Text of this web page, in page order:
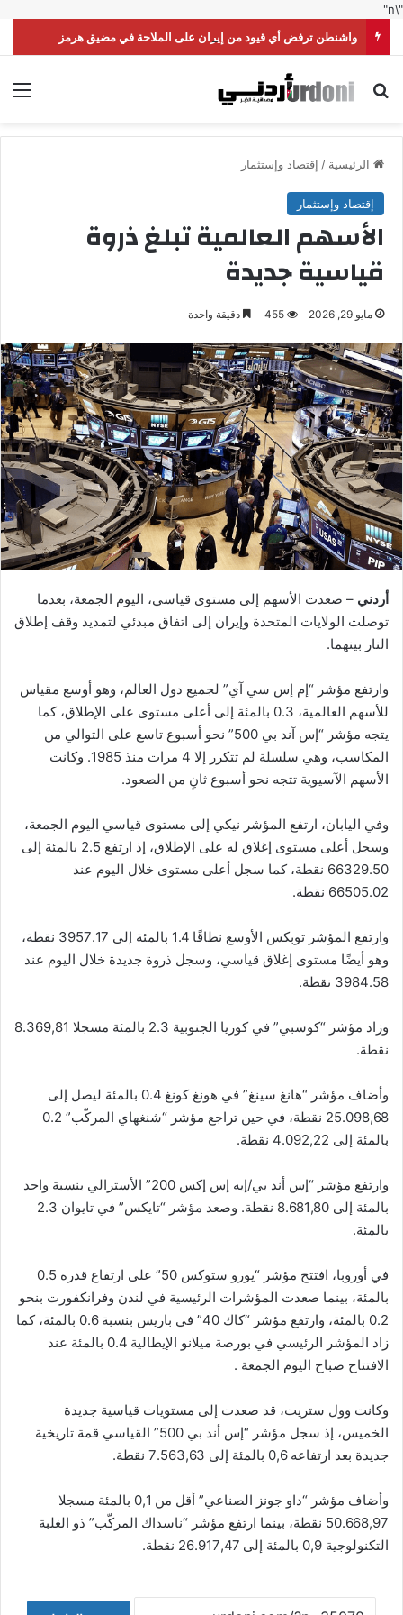
"\n"
واشنطن ترفض أي قيود من إيران على الملاحة في مضيق هرمز
بحث عن
الرئيسية / إقتصاد وإستثمار
إقتصاد وإستثمار
الأسهم العالمية تبلغ ذروة
قياسية جديدة
مايو 29, 2026 455 دقيقة واحدة
أردني – صعدت الأسهم إلى مستوى قياسي، اليوم الجمعة، بعدما
توصلت الولايات المتحدة وإيران إلى اتفاق مبدئي لتمديد وقف إطلاق
النار بينهما.
وارتفع مؤشر “إم إس سي آي” لجميع دول العالم، وهو أوسع مقياس
للأسهم العالمية، 0.3 بالمئة إلى أعلى مستوى على الإطلاق، كما
يتجه مؤشر “إس آند بي 500” نحو أسبوع تاسع على التوالي من
المكاسب، وهي سلسلة لم تتكرر إلا 4 مرات منذ 1985. وكانت
الأسهم الآسيوية تتجه نحو أسبوع ثانٍ من الصعود.
وفي اليابان، ارتفع المؤشر نيكي إلى مستوى قياسي اليوم الجمعة،
وسجل أعلى مستوى إغلاق له على الإطلاق، إذ ارتفع 2.5 بالمئة إلى
66329.50 نقطة، كما سجل أعلى مستوى خلال اليوم عند
66505.02 نقطة.
وارتفع المؤشر توبكس الأوسع نطاقًا 1.4 بالمئة إلى 3957.17 نقطة،
وهو أيضًا مستوى إغلاق قياسي، وسجل ذروة جديدة خلال اليوم عند
3984.58 نقطة.
وزاد مؤشر “كوسبي” في كوريا الجنوبية 2.3 بالمئة مسجلا 8.369,81
نقطة.
وأضاف مؤشر “هانغ سينغ” في هونغ كونغ 0.4 بالمئة ليصل إلى
25.098,68 نقطة، في حين تراجع مؤشر “شنغهاي المركّب” 0.2
بالمئة إلى 4.092,22 نقطة.
وارتفع مؤشر “إس أند بي/إيه إس إكس 200” الأسترالي بنسبة واحد
بالمئة إلى 8.681,80 نقطة. وصعد مؤشر “تايكس” في تايوان 2.3
بالمئة.
في أوروبا، افتتح مؤشر “يورو ستوكس 50” على ارتفاع قدره 0.5
بالمئة، بينما صعدت المؤشرات الرئيسية في لندن وفرانكفورت بنحو
0.2 بالمئة، وارتفع مؤشر “كاك 40” في باريس بنسبة 0.6 بالمئة، كما
زاد المؤشر الرئيسي في بورصة ميلانو الإيطالية 0.4 بالمئة عند
الافتتاح صباح اليوم الجمعة .
وكانت وول ستريت، قد صعدت إلى مستويات قياسية جديدة
الخميس، إذ سجل مؤشر “إس أند بي 500” القياسي قمة تاريخية
جديدة بعد ارتفاعه 0,6 بالمئة إلى 7.563,63 نقطة.
وأضاف مؤشر “داو جونز الصناعي” أقل من 0,1 بالمئة مسجلا
50.668,97 نقطة، بينما ارتفع مؤشر “ناسداك المركّب” ذو الغلبة
التكنولوجية 0,9 بالمئة إلى 26.917,47 نقطة.